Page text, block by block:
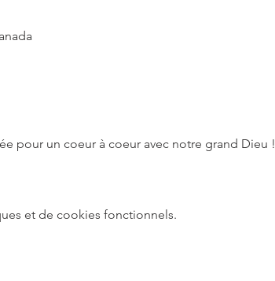
pour un coeur à coeur avec notre grand Dieu !
et de cookies fonctionnels.